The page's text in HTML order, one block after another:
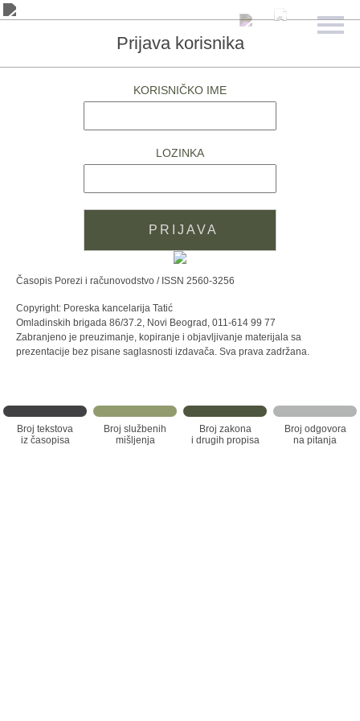
Prijava korisnika
KORISNIČKO IME
LOZINKA
Časopis Porezi i računovodstvo / ISSN 2560-3256
Copyright: Poreska kancelarija Tatić
Omladinskih brigada 86/37.2, Novi Beograd, 011-614 99 77
Zabranjeno je preuzimanje, kopiranje i objavljivanje materijala sa
prezentacije bez pisane saglasnosti izdavača. Sva prava zadržana.
Broj tekstova
iz časopisa
Broj službenih
mišljenja
Broj zakona
i drugih propisa
Broj odgovora
na pitanja